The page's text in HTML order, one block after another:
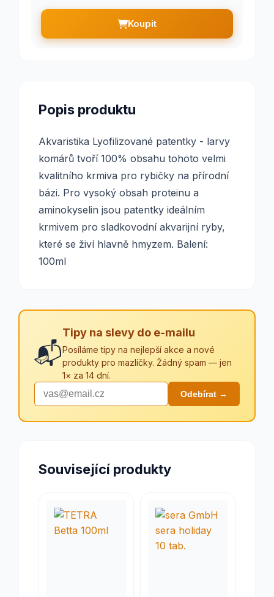
Koupit
Popis produktu
Akvaristika Lyofilizované patentky - larvy
komárů tvoří 100% obsahu tohoto velmi
kvalitního krmiva pro rybičky na přírodní
bázi. Pro vysoký obsah proteinu a
aminokyselin jsou patentky ideálním
krmivem pro sladkovodní akvarijní ryby,
které se živí hlavně hmyzem. Balení:
100ml
📬
Tipy na slevy do e-mailu
Posíláme tipy na nejlepší akce a nové
produkty pro mazlíčky. Žádný spam — jen
1× za 14 dní.
Odebírat →
Související produkty